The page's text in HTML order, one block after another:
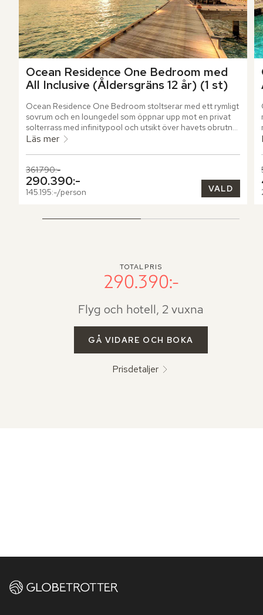
Ocean Residence One Bedroom med
All Inclusive (Åldersgräns 12 år) (1 st)
Ocean Residence One Bedroom stoltserar med ett rymligt
sovrum och en loungedel som öppnar upp mot en privat
solterrass med infinitypool och utsikt över havets obrutna
horisont.
Läs mer
Tidigare pris,
361.790:-
Nuvarande pris,
290.390:-
145.195:-/person VALD
TOTALPRIS
290.390:-
Flyg och hotell, 2 vuxna
GÅ VIDARE OCH BOKA
Prisdetaljer